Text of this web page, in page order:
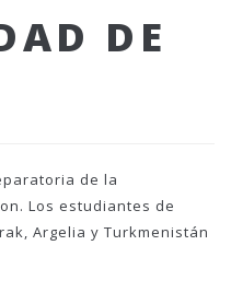
DE
de la
Los estudiantes de
Argelia y Turkmenistán